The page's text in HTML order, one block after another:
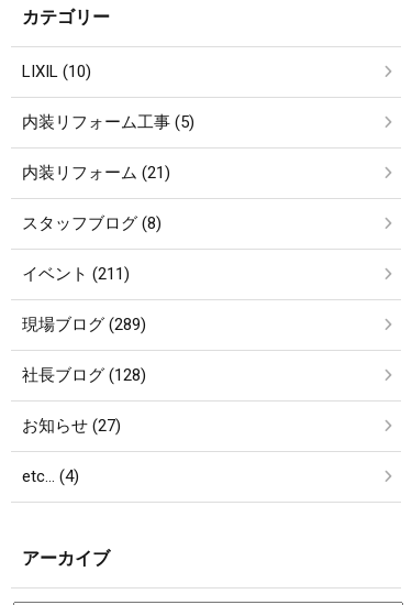
カテゴリー
LIXIL (10)
内装リフォーム工事 (5)
内装リフォーム (21)
スタッフブログ (8)
イベント (211)
現場ブログ (289)
社長ブログ (128)
お知らせ (27)
etc… (4)
アーカイブ